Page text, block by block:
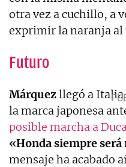
otra vez a cuchillo, a
exprimir la naranja
Futuro
Márquezllegó a
la marca japonesa
posible marcha a
«Honda siempre
mensaje ha acabado